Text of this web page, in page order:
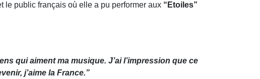
le public français où elle a pu performer aux “Etoiles”
qui aiment ma musique. J’ai l’impression que ce
j’aime la France.”